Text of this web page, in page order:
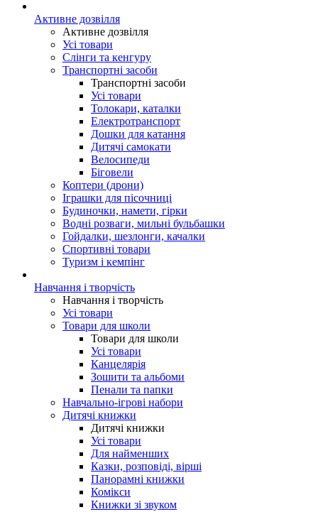
Активне дозвілля
Активне дозвілля
Усі товари
Слінги та кенгуру
Транспортні засоби
Транспортні засоби
Усі товари
Толокари, каталки
Електротранспорт
Дошки для катання
Дитячі самокати
Велосипеди
Біговели
Коптери (дрони)
Іграшки для пісочниці
Будиночки, намети, гірки
Водні розваги, мильні бульбашки
Гойдалки, шезлонги, качалки
Спортивні товари
Туризм і кемпінг
Навчання і творчість
Навчання і творчість
Усі товари
Товари для школи
Товари для школи
Усі товари
Канцелярія
Зошити та альбоми
Пенали та папки
Навчально-ігрові набори
Дитячі книжки
Дитячі книжки
Усі товари
Для найменших
Казки, розповіді, вірші
Панорамні книжки
Комікси
Книжки зі звуком